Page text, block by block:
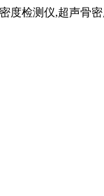
度检测仪,超声骨